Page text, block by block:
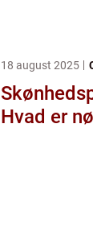
18 august 2025
Hvad er